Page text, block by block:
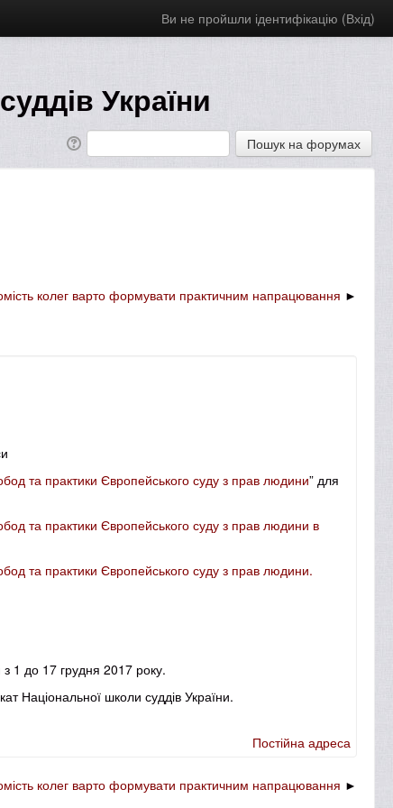
Ви не пройшли ідентифікацію (Вхід)
України
колег варто формувати практичним напрацювання
та практики Європейського суду з прав людини” для
та практики Європейського суду з прав людини в
та практики Європейського суду з прав людини.
з 1 до 17 грудня 2017 року.
Національної школи суддів України.
Постійна адреса
колег варто формувати практичним напрацювання